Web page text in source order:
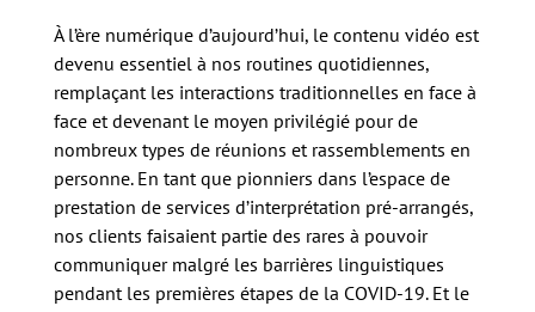
À l’ère numérique d’aujourd’hui, le contenu vidéo est
devenu essentiel à nos routines quotidiennes,
remplaçant les interactions traditionnelles en face à
face et devenant le moyen privilégié pour de
nombreux types de réunions et rassemblements en
personne. En tant que pionniers dans l’espace de
prestation de services d’interprétation pré-arrangés,
nos clients faisaient partie des rares à pouvoir
communiquer malgré les barrières linguistiques
pendant les premières étapes de la COVID-19. Et le